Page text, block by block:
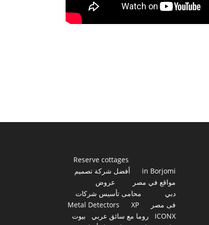
Reserve cottages
in Borjomi
أفضل شركة تصميم
مواقع في مصر
عروض
دبي
محامى تأسيس شركات
فى مصر
Metal Detectors
XP
ICONX
روما مع سائق عربي
بيوت